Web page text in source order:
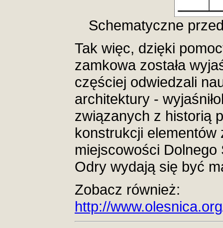
Schematyczne
Tak więc, dzięki
zamkowa została
częściej odwiedzali
architektury -
związanych z historią
konstrukcji elementów
miejscowości
Odry wydają się być
Zobacz również:
http://